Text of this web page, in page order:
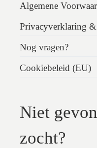
Algemene
Privacyverklaring
Nog vragen?
Cookiebeleid (EU)
Niet
zocht?